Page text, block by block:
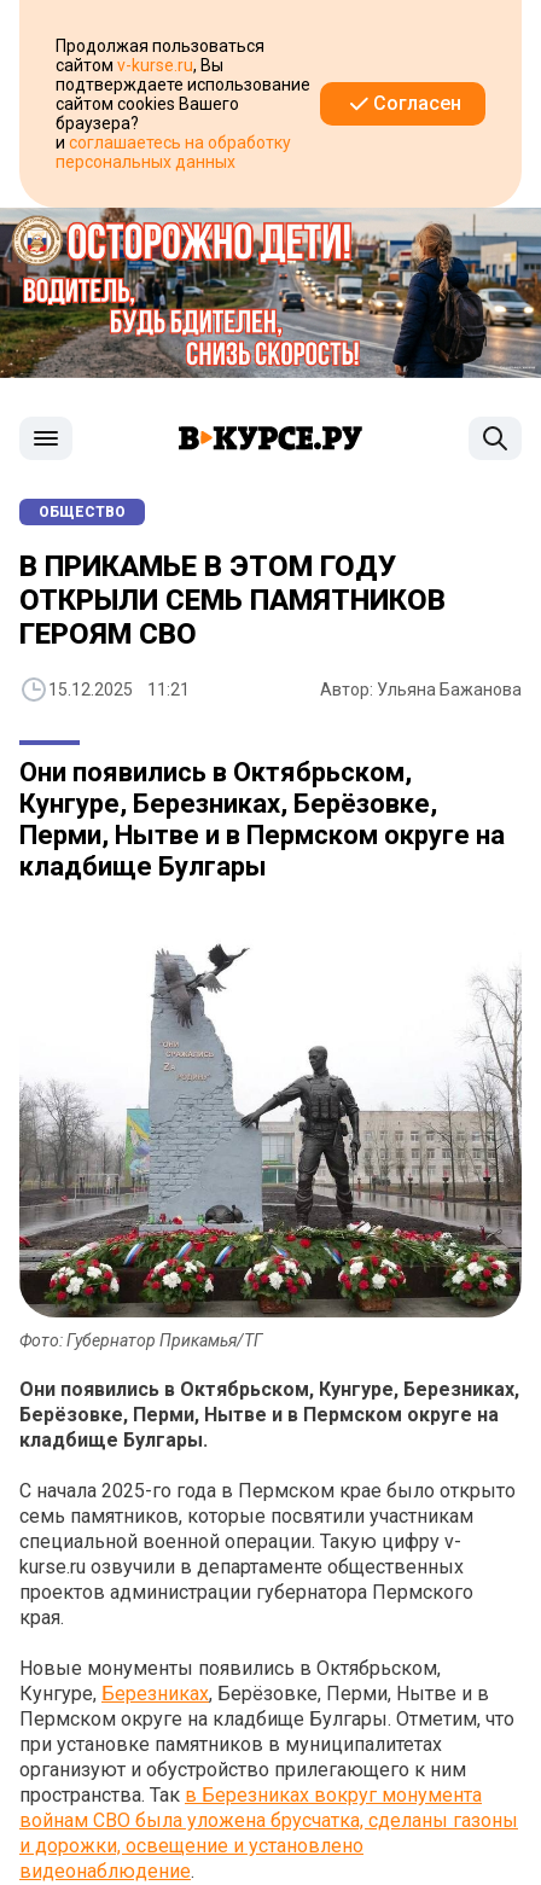
Продолжая пользоваться
сайтом v-kurse.ru, Вы
подтверждаете использование
сайтом cookies Вашего
браузера?
и соглашаетесь на обработку
персональных данных
Согласен
ОБЩЕСТВО
В ПРИКАМЬЕ В ЭТОМ ГОДУ
ОТКРЫЛИ СЕМЬ ПАМЯТНИКОВ
ГЕРОЯМ СВО
15.12.2025 11:21 Автор: Ульяна Бажанова
Они появились в Октябрьском,
Кунгуре, Березниках, Берёзовке,
Перми, Нытве и в Пермском округе на
кладбище Булгары
Фото: Губернатор Прикамья/ТГ
Они появились в Октябрьском, Кунгуре, Березниках,
Берёзовке, Перми, Нытве и в Пермском округе на
кладбище Булгары.
С начала 2025-го года в Пермском крае было открыто
семь памятников, которые посвятили участникам
специальной военной операции. Такую цифру v-
kurse.ru озвучили в департаменте общественных
проектов администрации губернатора Пермского
края.
Новые монументы появились в Октябрьском,
Кунгуре, Березниках, Берёзовке, Перми, Нытве и в
Пермском округе на кладбище Булгары. Отметим, что
при установке памятников в муниципалитетах
организуют и обустройство прилегающего к ним
пространства. Так в Березниках вокруг монумента
войнам СВО была уложена брусчатка, сделаны газоны
и дорожки, освещение и установлено
видеонаблюдение.